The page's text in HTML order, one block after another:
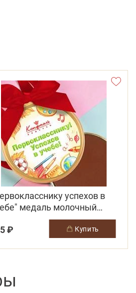
успехов в
медаль молочный
₽
купить